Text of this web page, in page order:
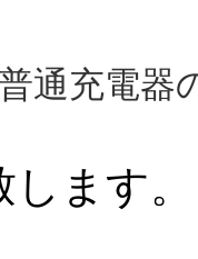
通充電器
ます。